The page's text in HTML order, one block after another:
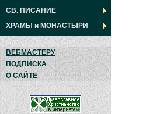
СВ. ПИСАНИЕ
ХРАМЫ и МОНАСТЫРИ
ВЕБМАСТЕРУ
ПОДПИСКА
О САЙТЕ